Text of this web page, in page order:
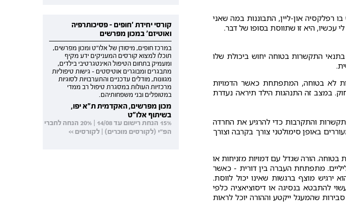
רפלקסיה און-ליין, התבוננות במה שאני
עכשיו, היא זו שתווסת בסופו של דבר.
התקשרות בטוחה יחוש ביכולת שלו
לא בטוחה, המתפתחת כאשר הדמויות
במצב זה התנהגות הילד תיראה נעדרת
והתקרבות כדי להרגיע את החרדה
באופן סימולטני צורך בקרבה וצורך
הורה שגדל עם דמויות מזניחות או
מתפתחת העברה בין דורית - כאשר
מוצף ברגשות שאינו יכול לווסת.
להתבטא בנסיגה או דיסוציאציה כלפי
שהמעגל ייקטע וההורה יוכל לראות
קורסי יחידת 'חופים - פסיכותרפיה
ואוטיזם' במכון מפרשים
במרכז חופים, מיסודן של אלו"ט ומכון מפרשים,
תוכלו למצוא קורסים המעניקים ידע מקיף
ומעמיק בתחום הטיפול האינטגרטיבי בילדים,
מתבגרים ומבוגרים אוטיסטים - גישות טיפוליות
מגוונות, מודלים עדכניים והתערבויות לסוגיות
מרכזיות העולות במסגרת טיפול רב ממדי
במטופלים ובני משפחותיהם.
מכון מפרשים, האקדמית ת"א יפו,
בשיתוף אלו"ט
15% הנחת רישום עד 14/08 | 20% הנחה לחברי
הפ"י (לקורסים מוכרים) | לקורסים >>